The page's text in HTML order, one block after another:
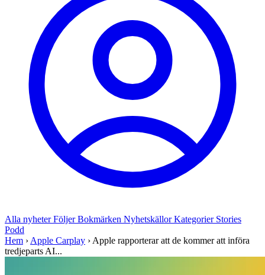
Alla nyheterFöljerBokmärken NyhetskällorKategorier Stories
Podd
Hem › Apple Carplay › Apple rapporterar att de kommer att införa
tredjeparts AI...